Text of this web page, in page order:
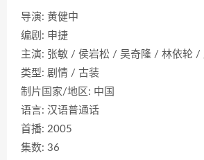
导演: 黄健中
编剧: 申捷
主演: 张敏 / 侯岩松 / 吴奇隆 / 林依轮
类型: 剧情 / 古装
制片国家/地区: 中国
语言: 汉语普通话
首播: 2005
集数: 36